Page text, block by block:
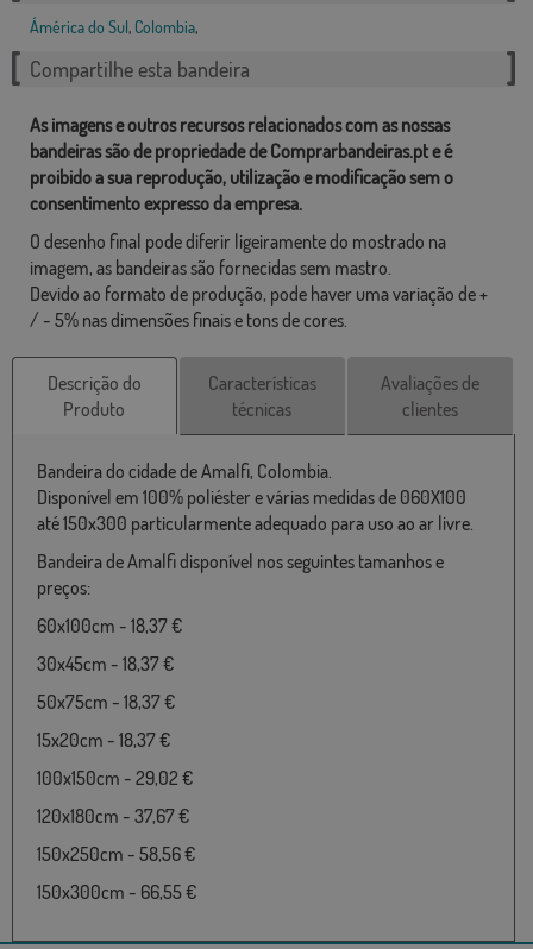
Ámérica do Sul, Colombia,
Compartilhe esta bandeira
As imagens e outros recursos relacionados com as nossas
bandeiras são de propriedade de Comprarbandeiras.pt e é
proibido a sua reprodução, utilização e modificação sem o
consentimento expresso da empresa.
O desenho final pode diferir ligeiramente do mostrado na
imagem, as bandeiras são fornecidas sem mastro.
Devido ao formato de produção, pode haver uma variação de +
/ - 5% nas dimensões finais e tons de cores.
Descrição do
Produto
Características
técnicas
Avaliações de
clientes
Bandeira do cidade de Amalfi, Colombia.
Disponível em 100% poliéster e várias medidas de 060X100
até 150x300 particularmente adequado para uso ao ar livre.
Bandeira de Amalfi disponível nos seguintes tamanhos e
preços:
60x100cm - 18,37 €
30x45cm - 18,37 €
50x75cm - 18,37 €
15x20cm - 18,37 €
100x150cm - 29,02 €
120x180cm - 37,67 €
150x250cm - 58,56 €
150x300cm - 66,55 €